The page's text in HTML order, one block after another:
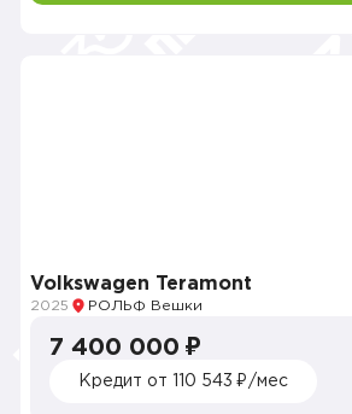
Volkswagen Teramont
2025 РОЛЬФ Вешки
7 400 000 ₽
Кредит от 110 543 ₽/мес